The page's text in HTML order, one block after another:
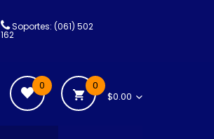
Soportes: (061) 502
162
0
$0.00
0